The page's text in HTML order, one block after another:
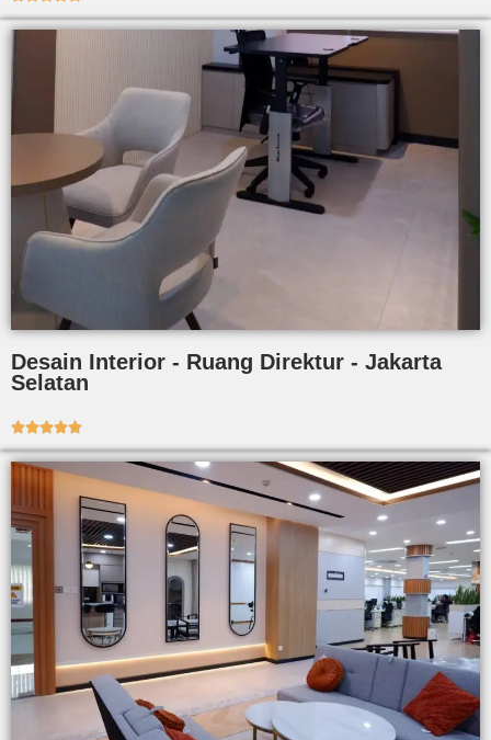
Desain Interior - Ruang Direktur - Jakarta
Selatan
